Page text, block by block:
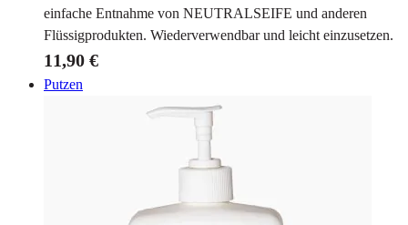
einfache Entnahme von NEUTRALSEIFE und anderen
Flüssigprodukten. Wiederverwendbar und leicht einzusetzen.
11,90 €
Putzen